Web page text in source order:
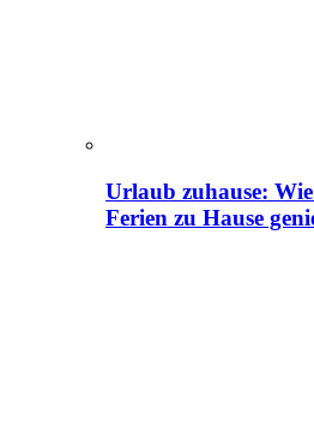
Urlaub zuhause:
Ferien zu Hause